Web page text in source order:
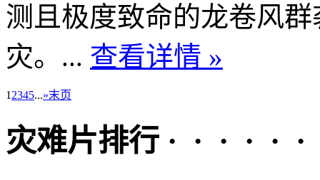
测且极度致命的龙卷风
灾。... 查看详情 »
1 2345...»末页
灾难片排行 · · · · · ·